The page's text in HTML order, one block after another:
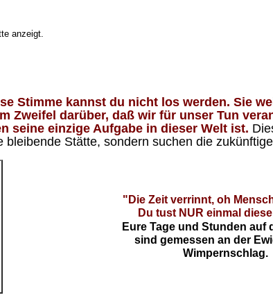
anzeigt.
Stimme kannst du nicht los werden. Sie
Zweifel darüber, daß wir für unser Tun
seine einzige Aufgabe in dieser Welt ist.
Stätte, sondern suchen die
"Die Zeit verrinnt, oh
Du tust NUR einmal
Eure Tage und Stunden auf
sind gemessen an der
Wimpernschlag.